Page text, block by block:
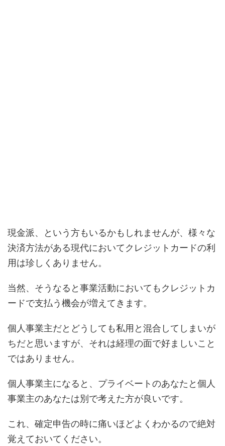
現金派、という方もいるかもしれませんが、様々な
決済方法がある現代においてクレジットカードの利
用は珍しくありません。
当然、そうなると事業活動においてもクレジットカ
ードで支払う機会が増えてきます。
個人事業主だとどうしても私用と混合してしまいが
ちだと思いますが、それは経理の面で好ましいこと
ではありません。
個人事業主になると、プライベートのあなたと個人
事業主のあなたは別で考えた方が良いです。
これ、確定申告の時に痛いほどよくわかるので絶対
覚えておいてください。